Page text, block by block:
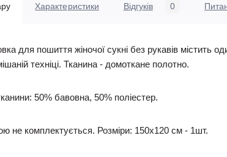
Характеристики Відгуків 0
для пошиття жіночої сукні без рукавів містить
техніці. Тканина - домоткане полотно.
50% бавовна, 50% поліестер.
не комплектується. Розміри: 150х120 см - 1шт.